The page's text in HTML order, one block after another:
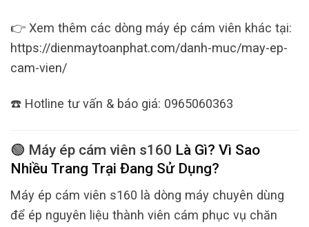
👉 Xem thêm các dòng máy ép cám viên khác tại:
https://dienmaytoanphat.com/danh-muc/may-ep-
cam-vien/
☎️ Hotline tư vấn & báo giá: 0965060363
🟢 Máy ép cám viên s160 Là Gì? Vì Sao
Nhiều Trang Trại Đang Sử Dụng?
Máy ép cám viên s160 là dòng máy chuyên dùng
để ép nguyên liệu thành viên cám phục vụ chăn